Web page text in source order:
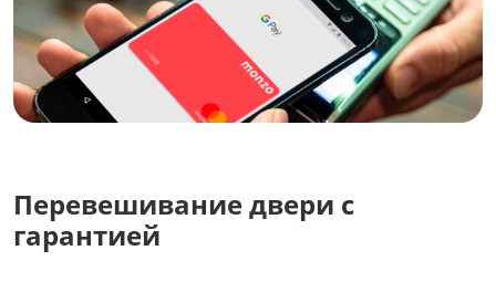
Перевешивание двери с
гарантией